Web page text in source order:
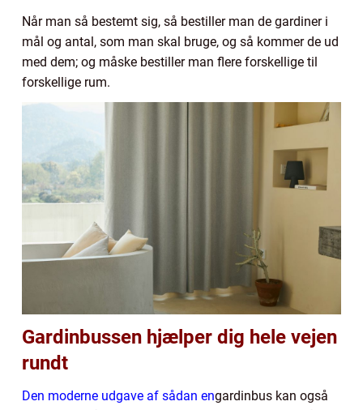
Når man så bestemt sig, så bestiller man de gardiner i
mål og antal, som man skal bruge, og så kommer de ud
med dem; og måske bestiller man flere forskellige til
forskellige rum.
Gardinbussen hjælper dig hele vejen
rundt
Den moderne udgave af sådan engardinbus kan også